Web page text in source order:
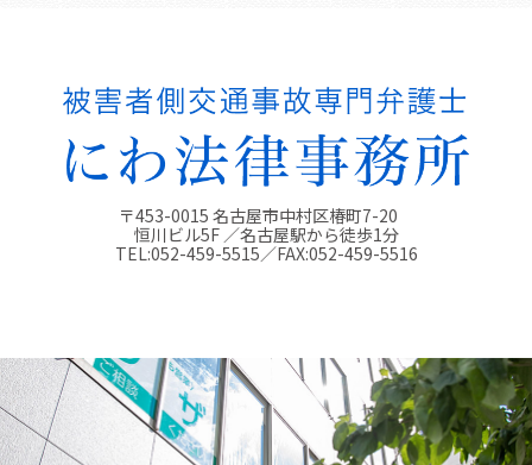
〒453-0015 名古屋市中村区椿町7-20
恒川ビル5F ／名古屋駅から徒歩1分
TEL:052-459-5515／FAX:052-459-5516